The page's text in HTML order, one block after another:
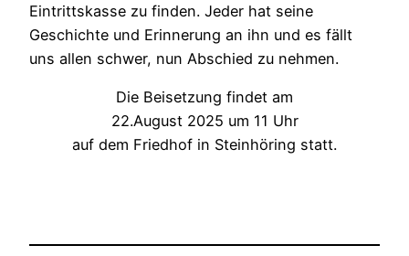
Eintrittskasse zu finden. Jeder hat seine
Geschichte und Erinnerung an ihn und es fällt
uns allen schwer, nun Abschied zu nehmen.
Die Beisetzung findet am
22.August 2025 um 11 Uhr
auf dem Friedhof in Steinhöring statt.